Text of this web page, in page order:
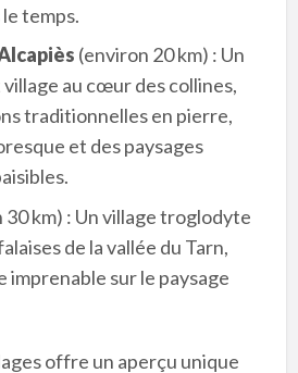
temps.
(environ 20 km) : Un
au cœur des collines,
traditionnelles en pierre,
et des paysages
30 km) : Un village troglodyte
de la vallée du Tarn,
imprenable sur le paysage
offre un aperçu unique